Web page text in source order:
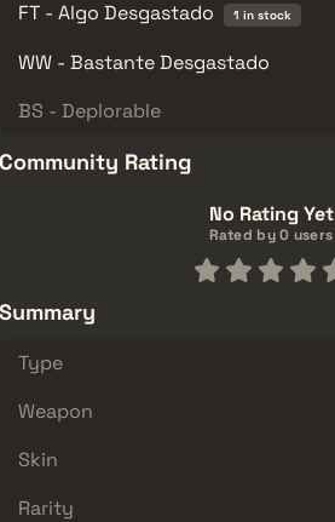
FT - Algo Desgastado
1 in stock
WW - Bastante Desgastado
BS - Deplorable
Community Rating
No Rating Yet
Rated by 0 users
Summary
Type
Weapon
Skin
Rarity